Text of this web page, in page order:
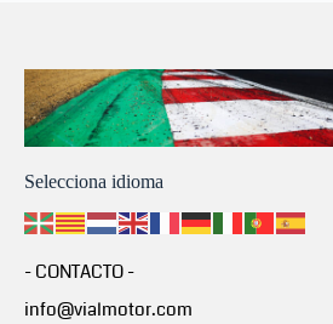
Selecciona idioma
- CONTACTO -
info@vialmotor.com